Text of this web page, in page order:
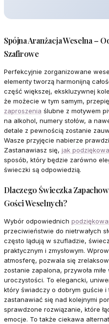
Spójna Aranżacja Weselna –
Szafirowe
Perfekcyjnie zorganizowane
elementy tworzą harmonijną
część większej, ekskluzywnej
że możecie w tym samym,
zaproszenia ślubne z motywem
na alkohol, numery stołów, a
detale z pewnością zostanie
Wasze przyjęcie nabierze
Zastanawiasz się, jak
sposób, który będzie zarówno
świeczki są odpowiedzią.
Dlaczego Świeczka
Gości Weselnych?
Wybór odpowiednich
przeciwieństwie do nietrwałych
często lądują w szufladzie,
praktycznym i zmysłowym.
atmosferę, pozwala się
zostanie zapalona, przywoła
uroczystości. To elegancki,
który świadczy o dobrym guście
zastanawiać się nad kolejnymi
sprawdzone rozwiązanie, które
emocje. To także ciekawa